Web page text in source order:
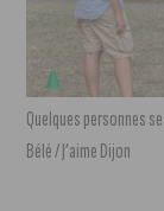
Quelques personnes
Bélé / J’aime Dijon